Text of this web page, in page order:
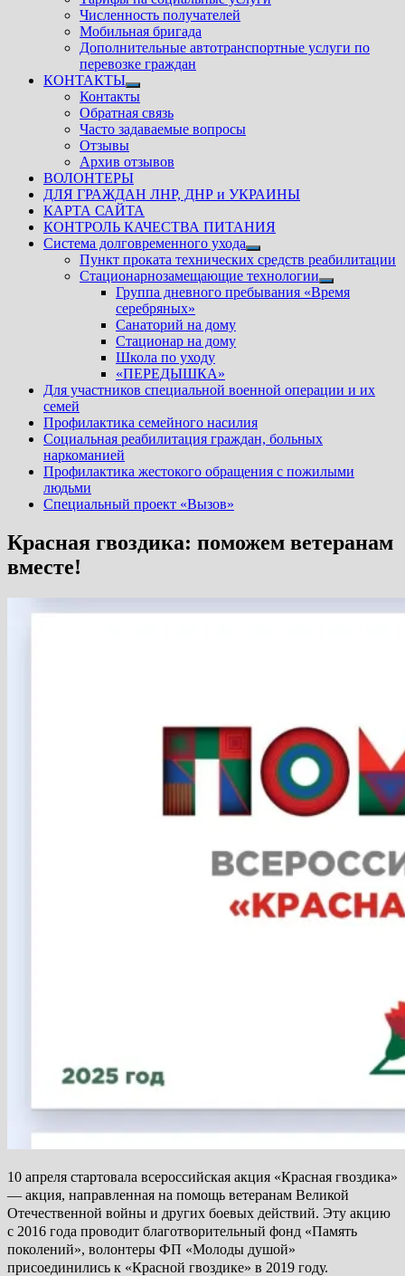
Численность получателей
Мобильная бригада
Дополнительные автотранспортные услуги по
перевозке граждан
КОНТАКТЫ
Показать
подменю
Контакты
Обратная связь
Часто задаваемые вопросы
Отзывы
Архив отзывов
ВОЛОНТЕРЫ
ДЛЯ ГРАЖДАН ЛНР, ДНР и УКРАИНЫ
КАРТА САЙТА
КОНТРОЛЬ КАЧЕСТВА ПИТАНИЯ
Система долговременного ухода
Показать
подменю
Пункт проката технических средств реабилитации
Стационарнозамещающие технологии
Показать
подменю
Группа дневного пребывания «Время
серебряных»
Санаторий на дому
Стационар на дому
Школа по уходу
«ПЕРЕДЫШКА»
Для участников специальной военной операции и их
семей
Профилактика семейного насилия
Социальная реабилитация граждан, больных
наркоманией
Профилактика жестокого обращения с пожилыми
людьми
Специальный проект «Вызов»
Красная гвоздика: поможем ветеранам
вместе!
10 апреля стартовала всероссийская акция «Красная гвоздика»
— акция, направленная на помощь ветеранам Великой
Отечественной войны и других боевых действий. Эту акцию
с 2016 года проводит благотворительный фонд «Память
поколений», волонтеры ФП «Молоды душой»
присоединились к «Красной гвоздике» в 2019 году.